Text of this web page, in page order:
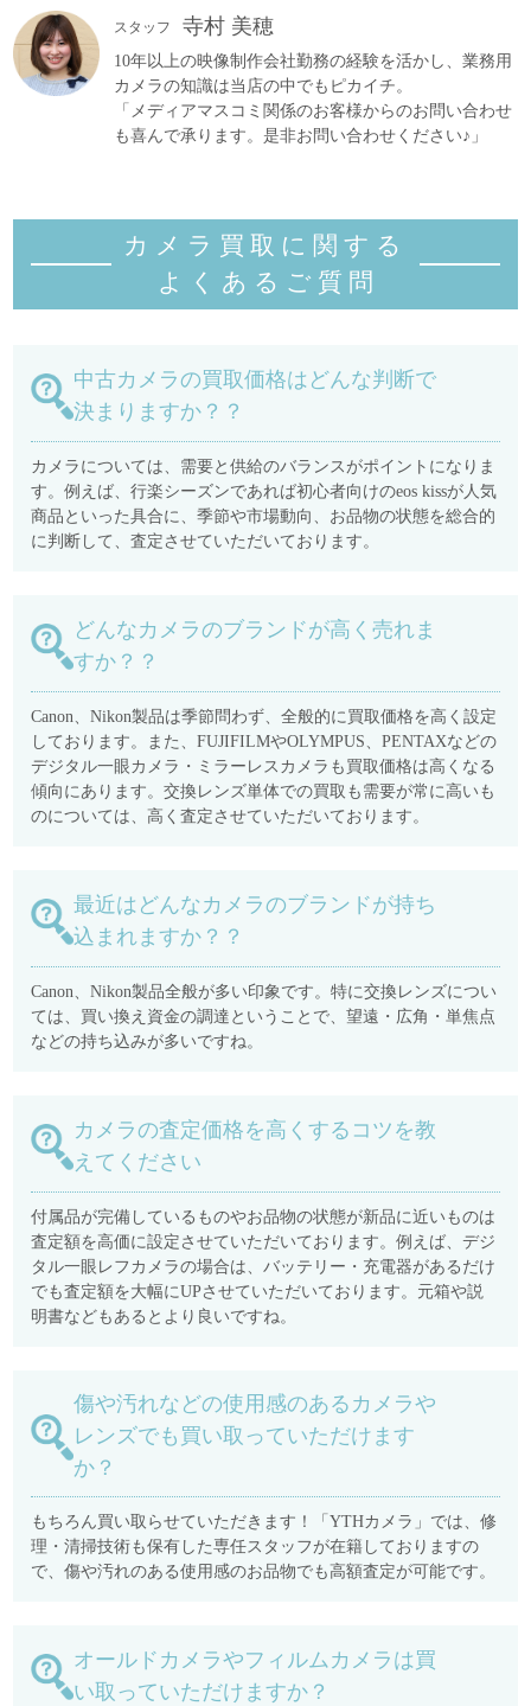
スタッフ 寺村 美穂
10年以上の映像制作会社勤務の経験を活かし、業務用
カメラの知識は当店の中でもピカイチ。
「メディアマスコミ関係のお客様からのお問い合わせ
も喜んで承ります。是非お問い合わせください♪」
カメラ買取に関する
よくあるご質 問
中古カメラの買取価格はどんな判断で
決まりますか？？
カメラについては、需要と供給のバランスがポイントになりま
す。例えば、行楽シーズンであれば初心者向けのeos kissが人気
商品といった具合に、季節や市場動向、お品物の状態を総合的
に判断して、査定させていただいております。
どんなカメラのブランドが高く売れま
すか？？
Canon、Nikon製品は季節問わず、全般的に買取価格を高く設定
しております。また、FUJIFILMやOLYMPUS、PENTAXなどの
デジタル一眼カメラ・ミラーレスカメラも買取価格は高くなる
傾向にあります。交換レンズ単体での買取も需要が常に高いも
のについては、高く査定させていただいております。
最近はどんなカメラのブランドが持ち
込まれますか？？
Canon、Nikon製品全般が多い印象です。特に交換レンズについ
ては、買い換え資金の調達ということで、望遠・広角・単焦点
などの持ち込みが多いですね。
カメラの査定価格を高くするコツを教
えてください
付属品が完備しているものやお品物の状態が新品に近いものは
査定額を高価に設定させていただいております。例えば、デジ
タル一眼レフカメラの場合は、バッテリー・充電器があるだけ
でも査定額を大幅にUPさせていただいております。元箱や説
明書などもあるとより良いですね。
傷や汚れなどの使用感のあるカメラや
レンズでも買い取っていただけます
か？
もちろん買い取らせていただきます！「YTHカメラ」では、修
理・清掃技術も保有した専任スタッフが在籍しておりますの
で、傷や汚れのある使用感のお品物でも高額査定が可能です。
オールドカメラやフィルムカメラは買
い取っていただけますか？